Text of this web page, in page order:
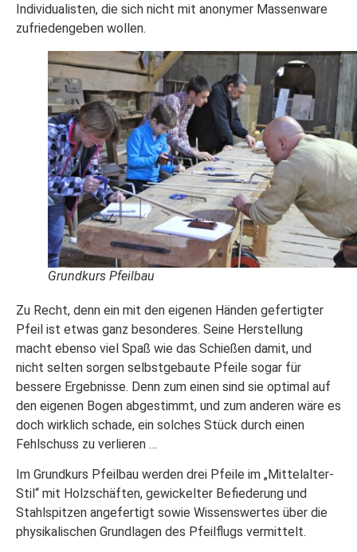
Individualisten, die sich nicht mit anonymer Massenware
zufriedengeben wollen.
Grundkurs Pfeilbau
Zu Recht, denn ein mit den eigenen Händen gefertigter
Pfeil ist etwas ganz besonderes. Seine Herstellung
macht ebenso viel Spaß wie das Schießen damit, und
nicht selten sorgen selbstgebaute Pfeile sogar für
bessere Ergebnisse. Denn zum einen sind sie optimal auf
den eigenen Bogen abgestimmt, und zum anderen wäre es
doch wirklich schade, ein solches Stück durch einen
Fehlschuss zu verlieren …
Im Grundkurs Pfeilbau werden drei Pfeile im „Mittelalter-
Stil“ mit Holzschäften, gewickelter Befiederung und
Stahlspitzen angefertigt sowie Wissenswertes über die
physikalischen Grundlagen des Pfeilflugs vermittelt.